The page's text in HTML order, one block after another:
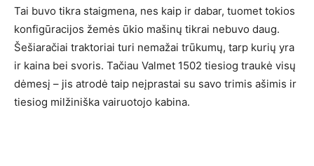
Tai buvo tikra staigmena, nes kaip ir dabar, tuomet tokios
konfigūracijos žemės ūkio mašinų tikrai nebuvo daug.
Šešiaračiai traktoriai turi nemažai trūkumų, tarp kurių yra
ir kaina bei svoris. Tačiau Valmet 1502 tiesiog traukė visų
dėmesį – jis atrodė taip neįprastai su savo trimis ašimis ir
tiesiog milžiniška vairuotojo kabina.